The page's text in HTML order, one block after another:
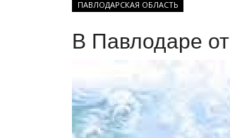
ПАВЛОДАРСКАЯ ОБЛАСТЬ
В Павлодаре